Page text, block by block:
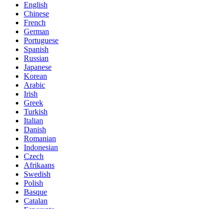
English
Chinese
French
German
Portuguese
Spanish
Russian
Japanese
Korean
Arabic
Irish
Greek
Turkish
Italian
Danish
Romanian
Indonesian
Czech
Afrikaans
Swedish
Polish
Basque
Catalan